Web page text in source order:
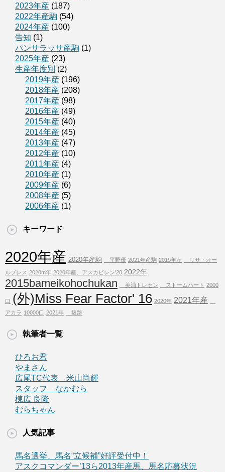
2023年産 (187)
2022年産駒 (54)
2024年産 (100)
告知 (1)
パンサラッサ産駒 (1)
2025年産 (23)
生産年度別 (2)
2019年産 (196)
2018年産 (208)
2017年産 (98)
2016年産 (49)
2015年産 (40)
2014年産 (45)
2013年産 (47)
2012年産 (10)
2011年産 (4)
2010年産 (1)
2009年産 (6)
2008年産 (5)
2006年産 (1)
キーワード
2020年産 2020年産駒 平野優 2021年産駒 2019年産 リサ・オー
ルプレス 2020m年 2020年産、アスカビレン'20 2022年
2015bameikohochukan 美浦トレセン ストームハート 2000
口 (外)Miss Fear Factor' 16 2020年 2021年産
アカラ 10000口 2021年 坂路
執筆者一覧
ひろお君
やまさん
広尾TC代表 米山尚輝
スタッフ なかむら
棟広 良隆
むらちゃん
人気記事
馬名選挙、馬名“立候補”好評受付中！
アスクコマンダー’13ら2013年産馬、馬名応募状況